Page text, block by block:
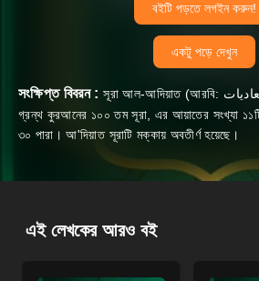
বইটি পড়তে লগইন করুন!
একটু পড়ে দেখুন
সংক্ষিপ্ত বিবরন : সূরা আল-আদিয়াত (আরবি: سورة العاديات‎‎) মুসলমানদের ধর্মীয়
গ্রন্থ কুরআনের ১০০ তম সূরা, এর আয়াতের সংখ্যা
৩০ পারা। আ'দিয়াত সূরাটি মক্কায় অবতীর্ণ হয়েছে।
এই লেখকের আরও বই